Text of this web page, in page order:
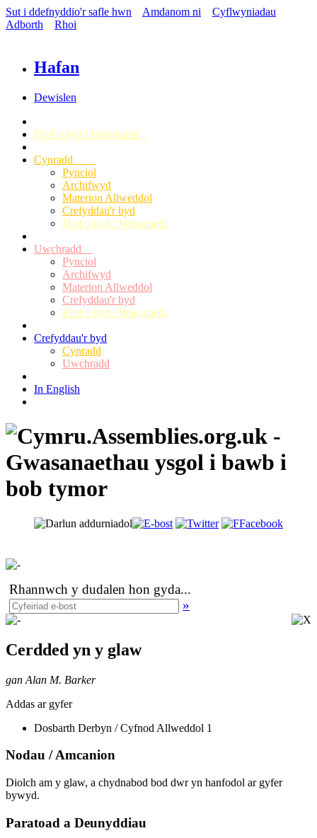
Sut i ddefnyddio'r safle hwn Amdanom ni
Cyflwyniadau
Adborth
Rhoi
Hafan
Dewislen
Dod o hyd i Wasanaeth
Cynradd
Pynciol
Archifwyd
Materion Allweddol
Crefyddau'r byd
Dod o hyd i Wasanaeth
Uwchradd
Pynciol
Archifwyd
Materion Allweddol
Crefyddau'r byd
Dod o hyd i Wasanaeth
Crefyddau'r byd
Cynradd
Uwchradd
In English
Rhannwch y dudalen hon gyda...
»
Cerdded yn y glaw
gan Alan M. Barker
Addas ar gyfer
Dosbarth Derbyn / Cyfnod Allweddol 1
Nodau / Amcanion
Diolch am y glaw, a chydnabod bod dwr yn hanfodol ar gyfer
bywyd.
Paratoad a Deunyddiau